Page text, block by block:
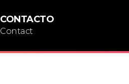
CONTACTO
Contact